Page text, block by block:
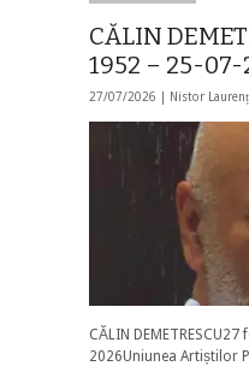
CĂLIN
1952 – 25-07-
27/07/2026 | Nistor
CĂLIN
2026Uniunea Artiștilor